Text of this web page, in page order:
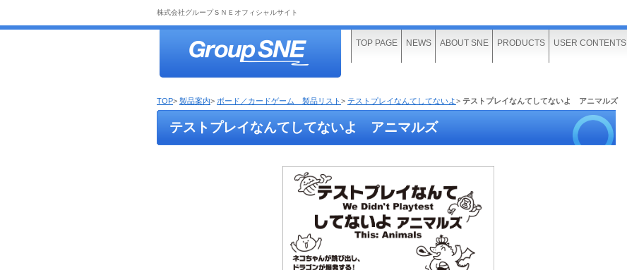
株式会社グループＳＮＥオフィシャルサイト
TOP> 製品案内> ボード／カードゲーム 製品リスト> テストプレイなんてしてないよ> テストプレイなんてしてないよ アニマルズ
テストプレイなんてしてないよ アニマルズ
TOP PAGE NEWS ABOUT SNE PRODUCTS USER CONTENTS